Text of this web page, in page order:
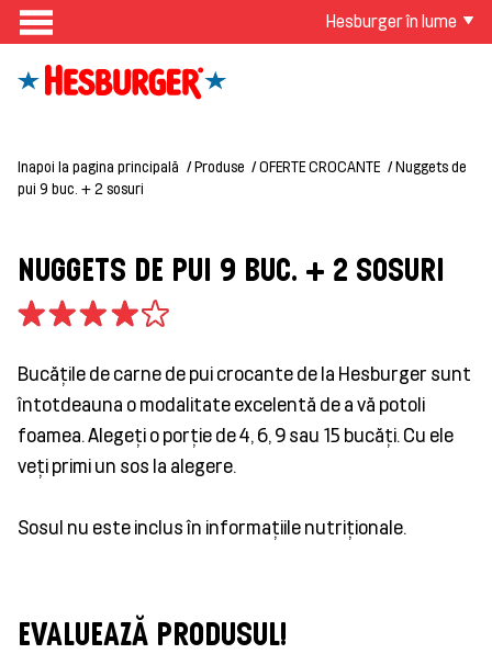
Hesburger în lume
Inapoi la pagina principală Produse OFERTE CROCANTE
Nuggets de
pui 9 buc. + 2 sosuri
NUGGETS DE PUI 9 BUC. + 2 SOSURI
Bucățile de carne de pui crocante de la Hesburger sunt
întotdeauna o modalitate excelentă de a vă potoli
foamea. Alegeți o porție de 4, 6, 9 sau 15 bucăți. Cu ele
veți primi un sos la alegere.
Sosul nu este inclus în informațiile nutriționale.
EVALUEAZĂ PRODUSUL!